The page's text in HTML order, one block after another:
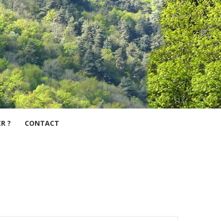
? CONTACT